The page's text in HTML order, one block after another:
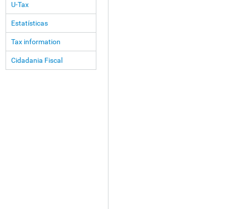
U-Tax
Estatísticas
Tax information
Cidadania Fiscal